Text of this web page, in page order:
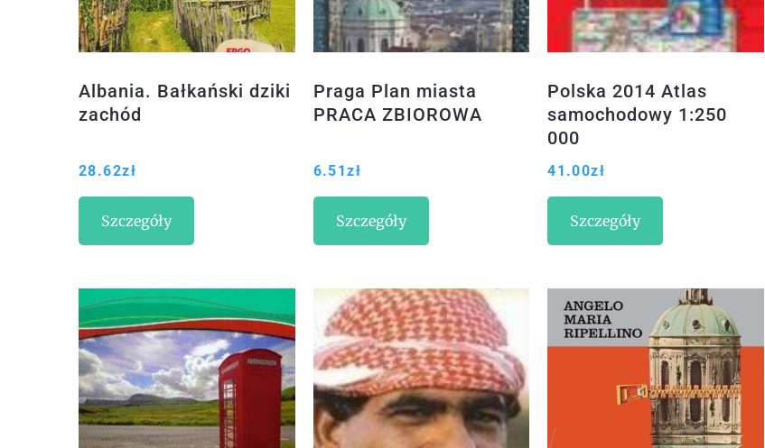
Albania. Bałkański dziki
zachód
28.62zł
Szczegóły
Praga Plan miasta
PRACA ZBIOROWA
6.51zł
Szczegóły
Polska 2014 Atlas
samochodowy 1:250
000
41.00zł
Szczegóły